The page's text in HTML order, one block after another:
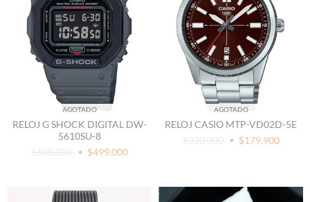
AGOTADO
RELOJ G SHOCK DIGITAL DW-
5610SU-8
$600.000
$499.000
AGOTADO
RELOJ CASIO MTP-VD02D-5E
$220.000
$179.900